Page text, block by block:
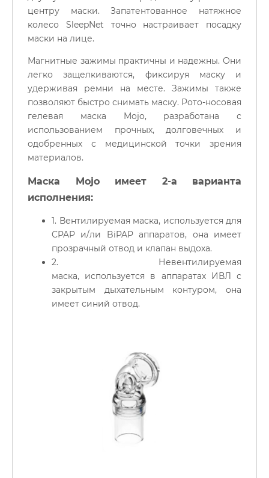
центру маски. Запатентованное натяжное
колесо SleepNet точно настраивает посадку
маски на лице.
Магнитные зажимы практичны и надежны. Они
легко защелкиваются, фиксируя маску и
удерживая ремни на месте. Зажимы также
позволяют быстро снимать маску. Рото-носовая
гелевая маска Mojo, разработана с
использованием прочных, долговечных и
одобренных с медицинской точки зрения
материалов.
Маска Mojo имеет 2-а варианта
исполнения:
1. Вентилируемая маска, используется для
CPAP и/ли BiPAP аппаратов, она имеет
прозрачный отвод и клапан выдоха.
2. Невентилируемая
маска, используется в аппаратах ИВЛ с
закрытым дыхательным контуром, она
имеет синий отвод.